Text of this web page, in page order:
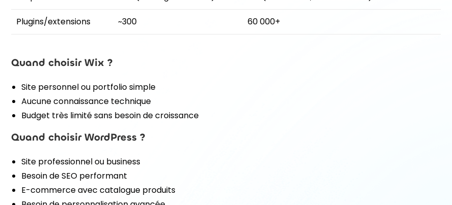
Plugins/extensions ~300 60 000+
Quand choisir Wix ?
Site personnel ou portfolio simple
Aucune connaissance technique
Budget très limité sans besoin de croissance
Quand choisir WordPress ?
Site professionnel ou business
Besoin de SEO performant
E-commerce avec catalogue produits